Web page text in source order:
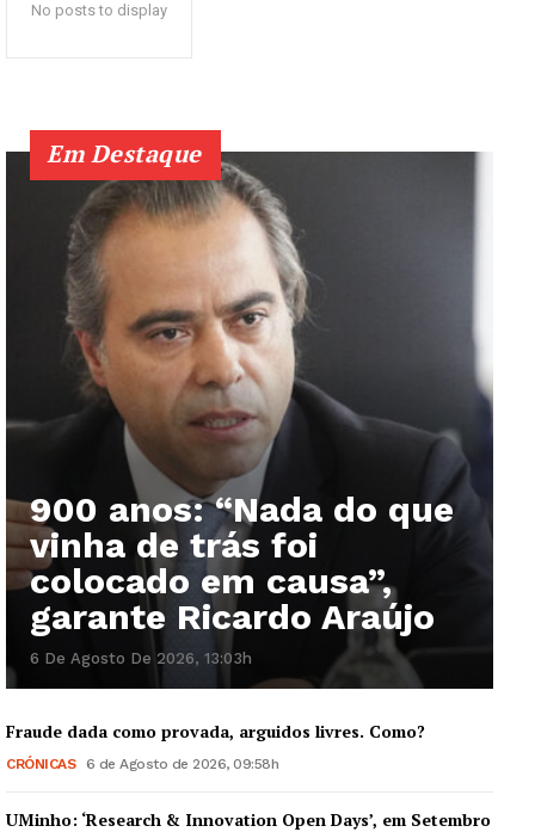
No posts to display
Em Destaque
900 anos: “Nada do que
vinha de trás foi
colocado em causa”,
garante Ricardo Araújo
6 De Agosto De 2026, 13:03h
Fraude dada como provada, arguidos livres. Como?
CRÓNICAS 6 de Agosto de 2026, 09:58h
UMinho: ‘Research & Innovation Open Days’, em Setembro